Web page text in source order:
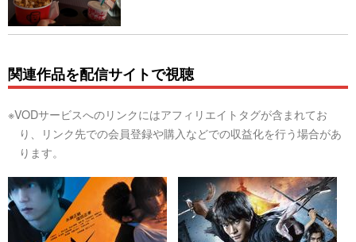
関連作品を配信サイトで視聴
※VODサービスへのリンクにはアフィリエイトタグが含まれてお
り、リンク先での会員登録や購入などでの収益化を行う場合があ
ります。